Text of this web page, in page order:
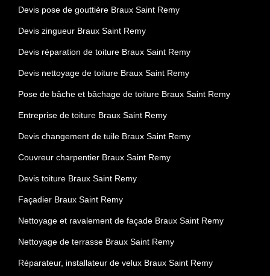
Devis pose de gouttière Braux Saint Remy
Devis zingueur Braux Saint Remy
Devis réparation de toiture Braux Saint Remy
Devis nettoyage de toiture Braux Saint Remy
Pose de bâche et bâchage de toiture Braux Saint Remy
Entreprise de toiture Braux Saint Remy
Devis changement de tuile Braux Saint Remy
Couvreur charpentier Braux Saint Remy
Devis toiture Braux Saint Remy
Façadier Braux Saint Remy
Nettoyage et ravalement de façade Braux Saint Remy
Nettoyage de terrasse Braux Saint Remy
Réparateur, installateur de velux Braux Saint Remy